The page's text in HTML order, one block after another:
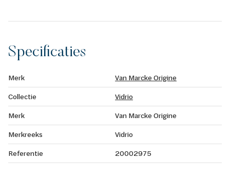
Specificaties
Merk
Van Marcke Origine
Collectie
Vidrio
Merk
Van Marcke Origine
Merkreeks
Vidrio
Referentie
20002975